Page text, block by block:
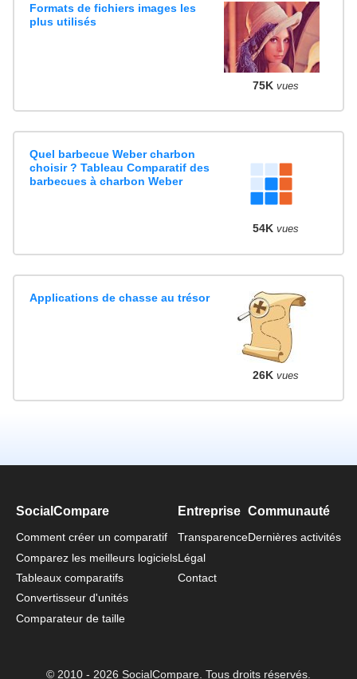
Formats de fichiers images les
plus utilisés
75K vues
Quel barbecue Weber charbon
choisir ? Tableau Comparatif des
barbecues à charbon Weber
54K vues
Applications de chasse au trésor
26K vues
SocialCompare
Comment créer un comparatif
Comparez les meilleurs logiciels
Tableaux comparatifs
Convertisseur d'unités
Comparateur de taille
Entreprise
Transparence
Légal
Contact
Communauté
Dernières activités
© 2010 - 2026 SocialCompare. Tous droits réservés.